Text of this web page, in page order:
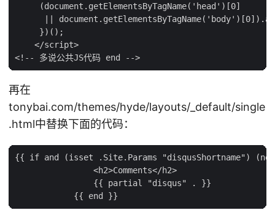
     (document.getElementsByTagName('head')[0]
||
     })();
    </script>
再在
tonybai.com/themes/hyde/layouts/_default/single
.html中替换下面的代码：
{{ if and (isset .Site.Params "disqusShortname") (ne
                <h2>Comments</h2>
                {{ partial "disqus" . }}